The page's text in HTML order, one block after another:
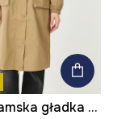
Parka damska gładka kolor beżowy